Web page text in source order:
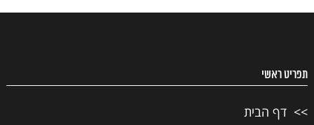
תפריט ראשי
דף הבית